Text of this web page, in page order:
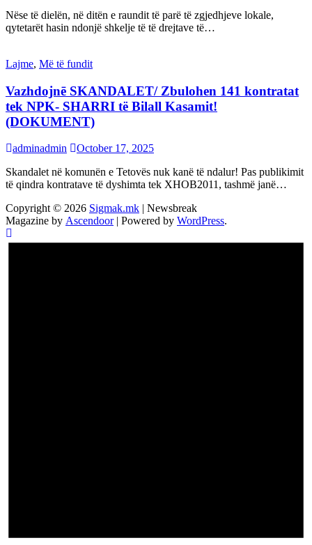
Nëse të dielën, në ditën e raundit të parë të zgjedhjeve lokale,
qytetarët hasin ndonjë shkelje të të drejtave të…
Lajme, Më të fundit
Vazhdojnē SKANDALET/ Zbulohen 141 kontratat
tek NPK- SHARRI të Bilall Kasamit!
(DOKUMENT)
adminadmin
October 17, 2025
Skandalet në komunën e Tetovës nuk kanë të ndalur! Pas publikimit
të qindra kontratave të dyshimta tek XHOB2011, tashmë janë…
Copyright © 2026 Sigmak.mk | Newsbreak
Magazine by Ascendoor| Powered by WordPress.